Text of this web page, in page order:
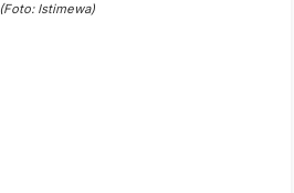
(Foto: Istimewa)